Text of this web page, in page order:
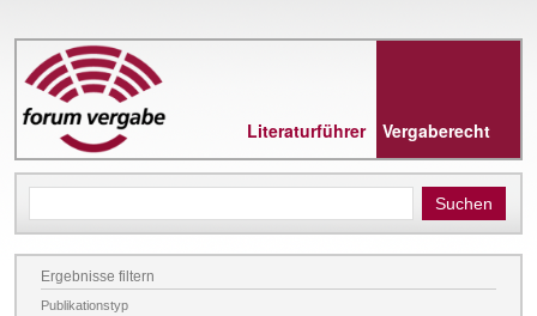
Literaturführer Vergaberecht
Ergebnisse filtern
Publikationstyp